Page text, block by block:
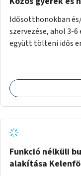
Idősotthonokban
szervezése, ahol 3-
együtt tölteni idős
Funkció nélküli
alakítása